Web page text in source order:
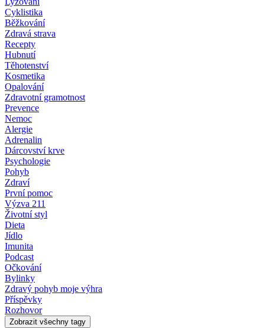
Cyklistika
Běžkování
Zdravá strava
Recepty
Hubnutí
Těhotenství
Kosmetika
Opalování
Zdravotní gramotnost
Prevence
Nemoc
Alergie
Adrenalin
Dárcovství krve
Psychologie
Pohyb
Zdraví
První pomoc
Výzva 211
Životní styl
Dieta
Jídlo
Imunita
Podcast
Očkování
Bylinky
Zdravý pohyb moje výhra
Příspěvky
Rozhovor
Zobrazit všechny tagy